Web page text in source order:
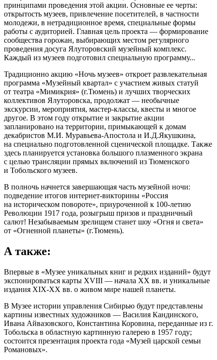
принципами проведения этой акции. Основные ее черты:
открытость музеев, привлечение посетителей, в частности
молодежи, в нетрадиционное время, специальные формы
работы с аудиторией. Главная цель проекта — формирование
сообщества горожан, выбирающих местом регулярного
проведения досуга Ялуторовский музейный комплекс.
Каждый из музеев подготовил специальную программу...
Традиционно акцию «Ночь музеев» откроет развлекательная
программа «Музейный квартал» с участием живых статуй
от театра «Мимикрия» (г.Тюмень) и лучших творческих
коллективов Ялуторовска, продолжат — необычные
экскурсии, мероприятия, мастер-классы, квесты и многое
другое. В этом году открытие и закрытие акции
запланировано на территории, примыкающей к домам
декабристов М.И. Муравьева-Апостола и И.Д.Якушкина,
на специально подготовленной сценической площадке. Также
здесь планируется установка большого плазменного экрана
с целью трансляции прямых включений из Тюменского
и Тобольского музеев.
В полночь начнется завершающая часть музейной ночи:
подведение итогов интернет-викторины «Россия
на историческом повороте», приуроченной к 100-летию
Революции 1917 года, розыгрыш призов и праздничный
салют! Незабываемым зрелищем станет шоу «Огня и света»
от «Огненной планеты» (г.Тюмень).
А также:
Впервые в «Музее уникальных книг и редких изданий» будут
экспонироваться карты XVIII — начала XX вв. и уникальные
издания XIX-XX вв. о живом мире нашей планеты.
В Музее истории управления Сибирью будут представлены
картины известных художников — Василия Кандинского,
Ивана Айвазовского, Константина Коровина, переданные из г.
Тобольска в областную картинную галерею в 1957 году;
состоится презентация проекта года «Музей царской семьи
Романовых».